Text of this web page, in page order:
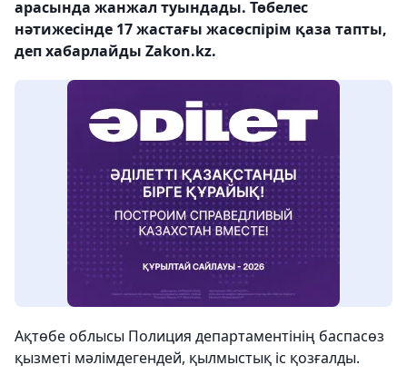
арасында жанжал туындады. Төбелес
нәтижесінде 17 жастағы жасөспірім қаза тапты,
деп хабарлайды Zakon.kz.
Ақтөбе облысы Полиция департаментінің баспасөз
қызметі мәлімдегендей, қылмыстық іс қозғалды.